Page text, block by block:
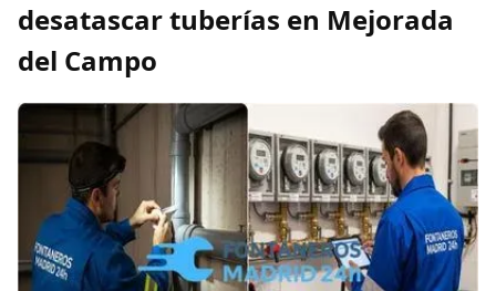
desatascar tuberías en Mejorada
del Campo